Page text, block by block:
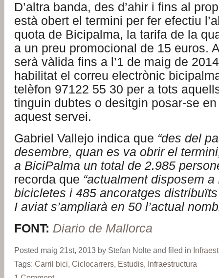
D’altra banda, des d’ahir i fins al
està obert el termini per fer efectiu
quota de Bicipalma, la tarifa de la
a un preu promocional de 15 euros.
serà vàlida fins a l’1 de maig de
habilitat el correu electrònic
telèfon 97122 55 30 per a tots
tinguin dubtes o desitgin posar-se
aquest servei.
Gabriel Vallejo indica que “des del
desembre, quan es va obrir el
a BiciPalma un total de 2.985
recorda que “actualment disposem
bicicletes i 485 ancoratges
I aviat s’ampliarà en 50 l’actual
FONT: Diario de Mallorca
Posted maig 21st, 2013 by Stefan Nolte and filed in
Tags: Carril bici, Ciclocarrers, Estudis, Infraestructura